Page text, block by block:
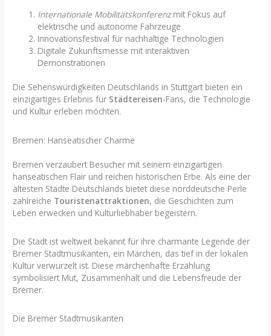
Internationale Mobilitätskonferenzmit Fokus auf
elektrische und autonome Fahrzeuge
Innovationsfestival für nachhaltige Technologien
Digitale Zukunftsmesse mit interaktiven
Demonstrationen
Die Sehenswürdigkeiten Deutschlands in Stuttgart bieten ein
einzigartiges Erlebnis für Städtereisen-Fans, die Technologie
und Kultur erleben möchten.
Bremen: Hanseatischer Charme
Bremen verzaubert Besucher mit seinem einzigartigen
hanseatischen Flair und reichen historischen Erbe. Als eine der
ältesten Städte Deutschlands bietet diese norddeutsche Perle
zahlreiche Touristenattraktionen, die Geschichten zum
Leben erwecken und Kulturliebhaber begeistern.
Die Stadt ist weltweit bekannt für ihre charmante Legende der
Bremer Stadtmusikanten, ein Märchen, das tief in der lokalen
Kultur verwurzelt ist. Diese märchenhafte Erzählung
symbolisiert Mut, Zusammenhalt und die Lebensfreude der
Bremer.
Die Bremer Stadtmusikanten